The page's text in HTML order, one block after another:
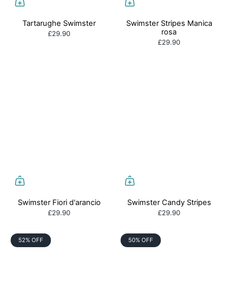
Tartarughe Swimster
£29.90
Swimster Stripes Manica
rosa
£29.90
Swimster Fiori d'arancio
£29.90
Swimster Candy Stripes
£29.90
52% OFF 50% OFF